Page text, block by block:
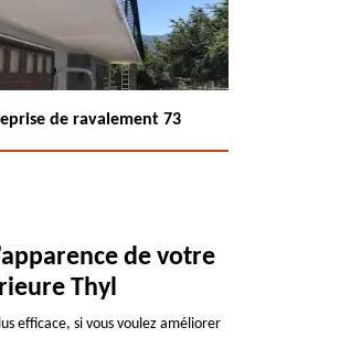
de ravalement 73
de votre
Thyl
efficace, si vous voulez améliorer